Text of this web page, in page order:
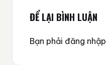
ĐỂ LẠI BÌNH LUẬN
Bạn phải đăng nhập